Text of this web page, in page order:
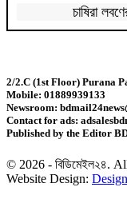
চাষিরা
১০ বছরের
প্রধানমন্ত্রী
সালমান
নতুন
2/2.C (1st Floor) Purana
Mobile: 01889939133
Newsroom:
Contact for ads:
Published by the Editor
© 2026 - বিডিমেইল২৪.
Website Design: